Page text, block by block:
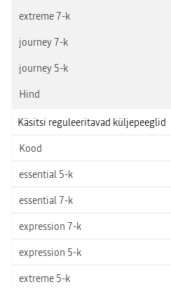
Käsitsi reguleeritavad küljepeeglid